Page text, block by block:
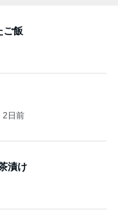
ご飯
2日前
漬け